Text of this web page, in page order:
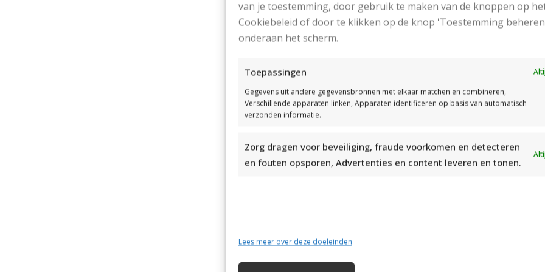
van je toestemming, door gebruik te maken van de knoppen op
Cookiebeleid of door te klikken op de knop 'Toestemming
onderaan het scherm.
Toepassingen
Gegevens uit andere gegevensbronnen met elkaar matchen en combineren,
Verschillende apparaten linken, Apparaten identificeren op basis van automatisch
verzonden informatie.
Zorg dragen voor beveiliging, fraude voorkomen en detecteren
en fouten opsporen, Advertenties en content leveren en tonen.
Lees meer over deze doeleinden
Garen (kosten)
Breinaalden 6
Stekenproef 13 st en 26 nld in